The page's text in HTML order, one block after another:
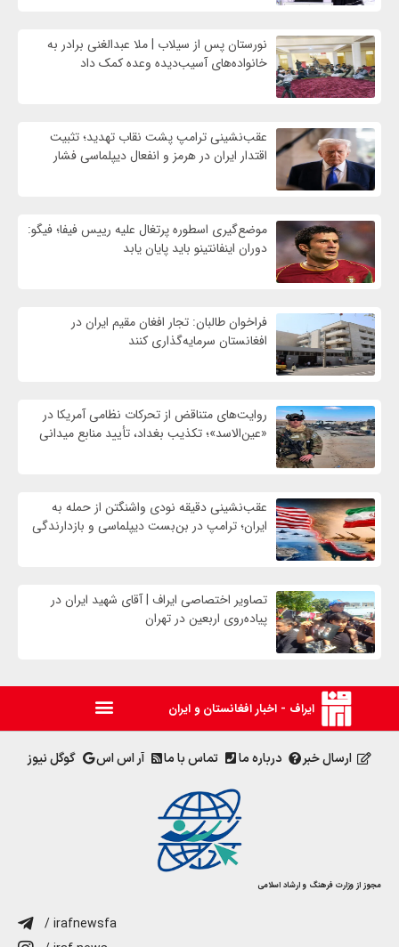
نورستان پس از سیلاب | ملا عبدالغنی برادر به
خانواده‌های آسیب‌دیده وعده کمک داد
عقب‌نشینی ترامپ پشت نقاب تهدید؛ تثبیت
اقتدار ایران در هرمز و انفعال دیپلماسی فشار
موضع‌گیری اسطوره پرتغال علیه رییس فیفا؛ فیگو:
دوران اینفانتینو باید پایان یابد
فراخوان طالبان: تجار افغان مقیم ایران در
افغانستان سرمایه‌گذاری کنند
روایت‌های متناقض از تحرکات نظامی آمریکا در
«عین‌الاسد»؛ تکذیب بغداد، تأیید منابع میدانی
عقب‌نشینی دقیقه نودی واشنگتن از حمله به
ایران؛ ترامپ در بن‌بست دیپلماسی و بازدارندگی
تصاویر اختصاصی ایراف | آقای شهید ایران در
پیاده‌روی اربعین در تهران
ایراف - اخبار افغانستان و ایران
ارسال خبر درباره ما تماس با ما آر اس اس گوگل نیوز
مجوز از وزارت فرهنگ و ارشاد اسلامی
/ irafnewsfa